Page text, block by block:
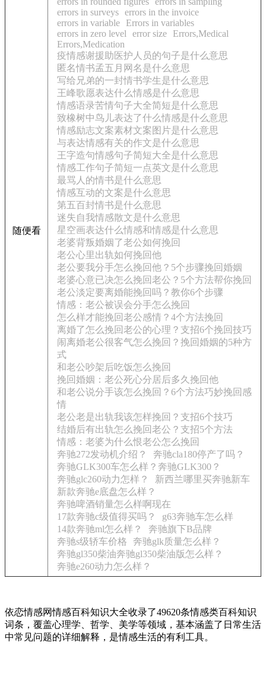
随便看
errors in surveys errors in the invoice
errors in variable
Errors in variables
errors in zero level
error size
Errors,Medical
Errors,Medication
疫情感谢援助医护人员的句子是什么意思
匿名情书孟五月网名是什么意思
写给兄弟的一封情书学生是什么意思
王峰歌愿表达什么情感是什么意思
情感语录苦情句子大全简短是什么意思
致橡树中鸟儿表达了什么情感是什么意思
情感励志文案素材文案图片是什么意思
与表达情感有关的作文是什么意思
王字造句情感句子简短大全是什么意思
情感工作句子简短一点英文是什么意思
最骂人的情书是什么意思
情感互动的文案是什么意思
第五百封情书是什么意思
迷失自我情感散文是什么意思
星空画表达什么情感和情感是什么意思
老婆背叛婚姻了老公如何挽回
老公心里出轨如何挽回他
老公要我分手怎么挽回他？5个步骤挽回婚姻
老婆心意已决怎么挽回老公？5个方法帮你挽回
老公淡定要离婚能挽回吗？教你6个步骤
情感：老公被误会分手怎么挽回
怎么样才能挽回老公感情？4个方法挽回
离婚了怎么挽回老公的心理？支招6个挽回技巧
闹离婚老公很客气怎么挽回？挽回婚姻的5种方
式
和老公吵架后吃饭怎么挽回
挽回婚姻：老公死心分居后多久挽回他
和老公说分手该怎么挽回？6个方法巧妙挽回感
情
老公老是出轨我该怎样挽回？支招6个技巧
结婚后有出轨怎么挽回老公？支招5个方法
情感：老婆为什么恨老公怎么挽回
奔驰272发动机介绍？
奔驰cla180停产了吗？
奔驰GLK300车怎么样？奔驰GLK300？
奔驰glc260动力怎样？
新西兰哪里买奔驰新车
新款奔驰e底盘怎么样？
奔驰啤酒销量怎么样啊现在
17款奔驰c级值得买吗？
g63奔驰车怎么样
14款奔驰ml怎么样？
奔驰旗下B品牌
奔驰s级轿车价格
奔驰glk质量怎么样？
奔驰gl350柴油奔驰gl350柴油版怎么样？
奔驰e260动力怎么样？
依恋情感网情感百科知识大全收录了49620条情感类百科知识
词条，覆盖心理学、哲学、美学等领域，基本涵盖了日常生活
中常见问题的详细解释，是情感生活的有利工具。